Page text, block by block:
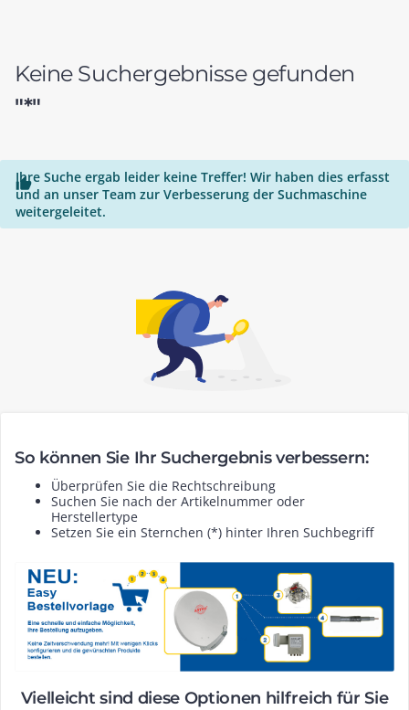
Keine Suchergebnisse gefunden
"*"

Ihre Suche ergab leider keine Treffer! Wir haben dies erfasst
und an unser Team zur Verbesserung der Suchmaschine
weitergeleitet.
So können Sie Ihr Suchergebnis verbessern:
Überprüfen Sie die Rechtschreibung
Suchen Sie nach der Artikelnummer oder
Herstellertype
Setzen Sie ein Sternchen (*) hinter Ihren Suchbegriff
Vielleicht sind diese Optionen hilfreich für Sie